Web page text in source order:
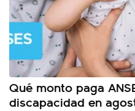
Qué monto paga
discapacidad en